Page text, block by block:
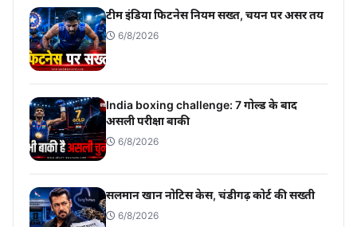
टीम इंडिया फिटनेस नियम सख्त, चयन पर असर तय
6/8/2026
India boxing challenge: 7 गोल्ड के बाद
असली परीक्षा बाकी
6/8/2026
सलमान खान नोटिस केस, चंडीगढ़ कोर्ट की सख्ती
6/8/2026